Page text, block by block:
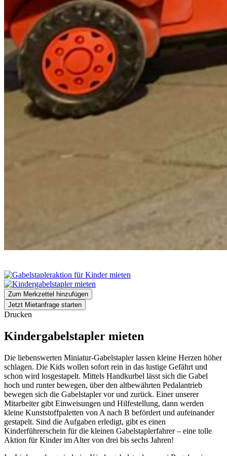
Zum Merkzettel hinzufügen
Jetzt Mietanfrage starten
Drucken
Kindergabelstapler mieten
Die liebenswerten Miniatur-Gabelstapler lassen kleine Herzen höher
schlagen. Die Kids wollen sofort rein in das lustige Gefährt und
schon wird losgestapelt. Mittels Handkurbel lässt sich die Gabel
hoch und runter bewegen, über den altbewährten Pedalantrieb
bewegen sich die Gabelstapler vor und zurück. Einer unserer
Mitarbeiter gibt Einweisungen und Hilfestellung, dann werden
kleine Kunststoffpaletten von A nach B befördert und aufeinander
gestapelt. Sind die Aufgaben erledigt, gibt es einen
Kinderführerschein für die kleinen Gabelstaplerfahrer – eine tolle
Aktion für Kinder im Alter von drei bis sechs Jahren!